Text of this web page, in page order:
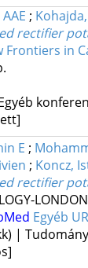
;
rectifier
Frontiers in
E ;
; Koncz,
rectifier
LONDON
Egyéb
|